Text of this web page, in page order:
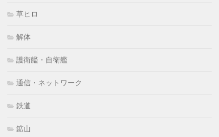
草ヒロ
解体
護衛艦・自衛艦
通信・ネットワーク
鉄道
鉱山